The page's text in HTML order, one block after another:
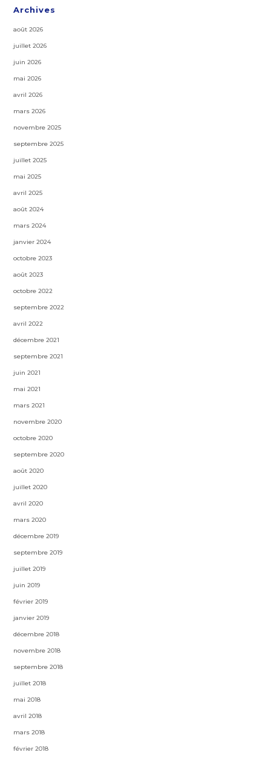
Archives
août 2026
juillet 2026
juin 2026
mai 2026
avril 2026
mars 2026
novembre 2025
septembre 2025
juillet 2025
mai 2025
avril 2025
août 2024
mars 2024
janvier 2024
octobre 2023
août 2023
octobre 2022
septembre 2022
avril 2022
décembre 2021
septembre 2021
juin 2021
mai 2021
mars 2021
novembre 2020
octobre 2020
septembre 2020
août 2020
juillet 2020
avril 2020
mars 2020
décembre 2019
septembre 2019
juillet 2019
juin 2019
février 2019
janvier 2019
décembre 2018
novembre 2018
septembre 2018
juillet 2018
mai 2018
avril 2018
mars 2018
février 2018